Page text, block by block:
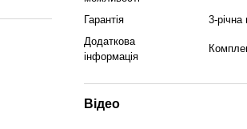
Гарантія
3-річна
Додаткова
інформація
Відео